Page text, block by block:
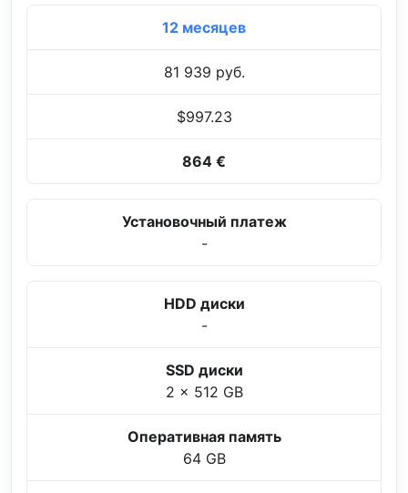
12 месяцев
81 939 руб.
$997.23
864 €
Установочный платеж
-
HDD диски
-
SSD диски
2 x 512 GB
Оперативная память
64 GB